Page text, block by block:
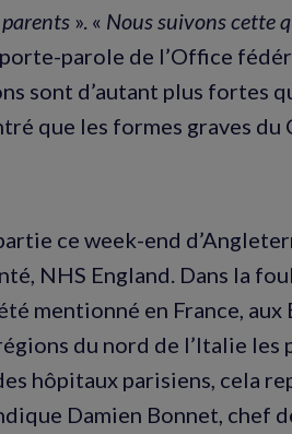
». « Nous suivons cette
parole de l’Office
sont d’autant plus fortes
que les formes graves
ce week-end
NHS England. Dans la
mentionné en France,
du nord de l’Italie
hôpitaux parisiens, cela
Damien Bonnet, chef